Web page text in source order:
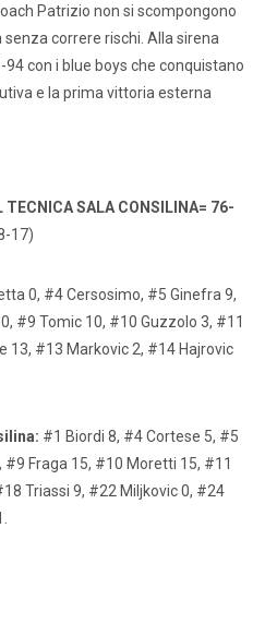
Patrizio non si scompongono
correre rischi. Alla sirena
con i blue boys che conquistano
e la prima vittoria esterna
TECNICA SALA CONSILINA= 76-
17)
0, #4 Cersosimo, #5 Ginefra 9,
#9 Tomic 10, #10 Guzzolo 3, #11
13, #13 Markovic 2, #14 Hajrovic
#1 Biordi 8, #4 Cortese 5, #5
Fraga 15, #10 Moretti 15, #11
Triassi 9, #22 Miljkovic 0, #24